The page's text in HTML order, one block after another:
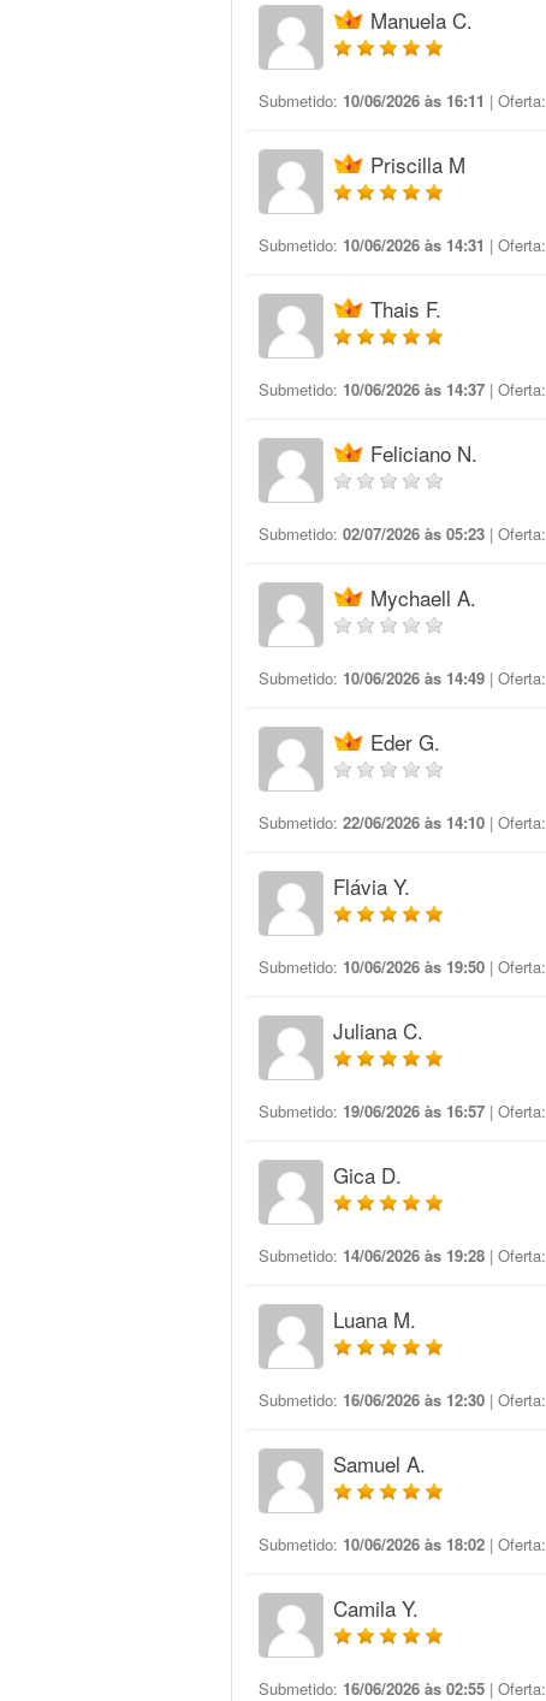
Manuela C.
Submetido: 10/06/2026 às 16:11 | Oferta:
Priscilla M
Submetido: 10/06/2026 às 14:31 | Oferta:
Thais F.
Submetido: 10/06/2026 às 14:37 | Oferta:
Feliciano N.
Submetido: 02/07/2026 às 05:23 | Oferta:
Mychaell A.
Submetido: 10/06/2026 às 14:49 | Oferta:
Eder G.
Submetido: 22/06/2026 às 14:10 | Oferta:
Flávia Y.
Submetido: 10/06/2026 às 19:50 | Oferta:
Juliana C.
Submetido: 19/06/2026 às 16:57 | Oferta:
Gica D.
Submetido: 14/06/2026 às 19:28 | Oferta:
Luana M.
Submetido: 16/06/2026 às 12:30 | Oferta:
Samuel A.
Submetido: 10/06/2026 às 18:02 | Oferta:
Camila Y.
Submetido: 16/06/2026 às 02:55 | Oferta: